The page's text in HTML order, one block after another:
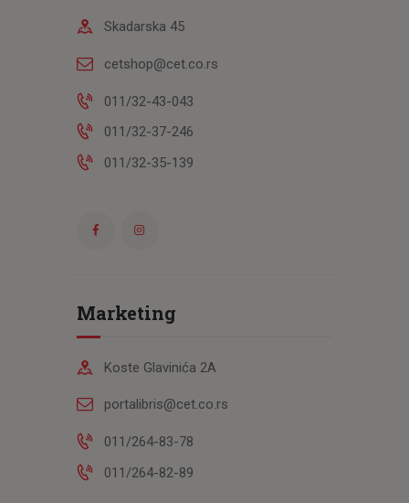
Skadarska 45
cetshop@cet.co.rs
011/32-43-043
011/32-37-246
011/32-35-139
Marketing
Koste Glavinića 2A
portalibris@cet.co.rs
011/264-83-78
011/264-82-89